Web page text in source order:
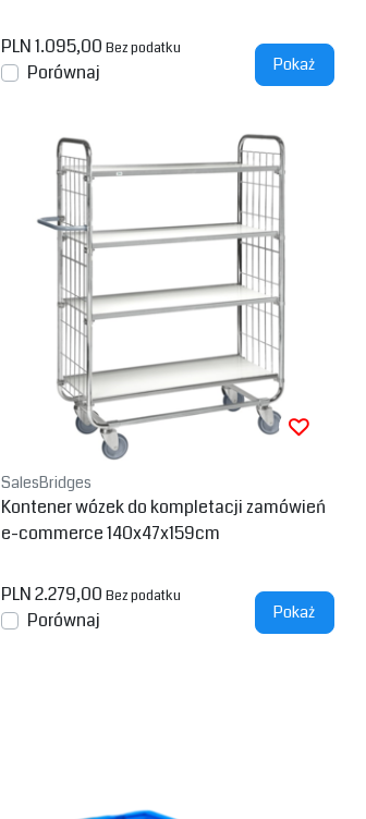
PLN 1.095,00 Bez podatku
Porównaj Pokaż
SalesBridges
Kontener wózek do kompletacji zamówień
e-commerce 140x47x159cm
PLN 2.279,00 Bez podatku
Porównaj Pokaż